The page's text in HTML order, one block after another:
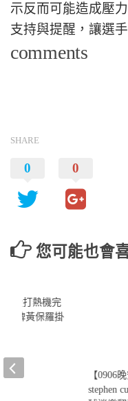
示反而可能造成壓
支持與提醒，讓選
comments
SHARE
0 0
您可能也會
【0906
stephen
投打熱機完